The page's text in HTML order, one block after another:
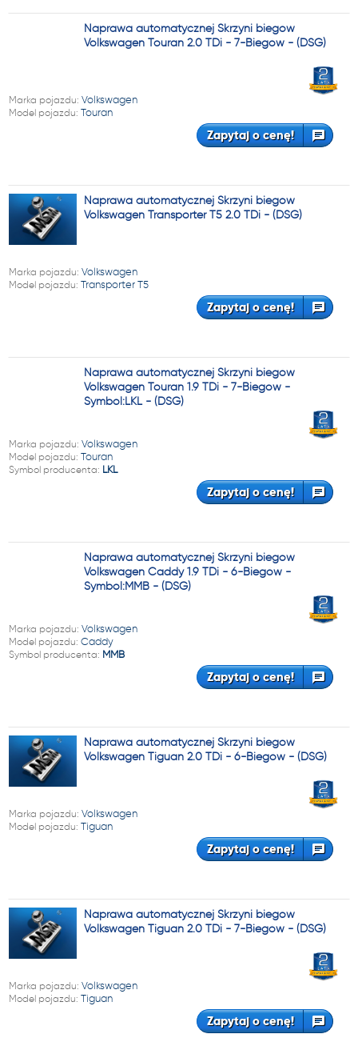
Naprawa automatycznej Skrzyni biegów
Volkswagen Touran 2.0 TDi - 7-Biegów - (DSG)
Marka pojazdu: Volkswagen
Model pojazdu: Touran
Zapytaj o cenę!
Naprawa automatycznej Skrzyni biegów
Volkswagen Transporter T5 2.0 TDi - (DSG)
Marka pojazdu: Volkswagen
Model pojazdu: Transporter T5
Zapytaj o cenę!
Naprawa automatycznej Skrzyni biegów
Volkswagen Touran 1.9 TDi - 7-Biegów -
Symbol:LKL - (DSG)
Marka pojazdu: Volkswagen
Model pojazdu: Touran
Symbol producenta: LKL
Zapytaj o cenę!
Naprawa automatycznej Skrzyni biegów
Volkswagen Caddy 1.9 TDi - 6-Biegów -
Symbol:MMB - (DSG)
Marka pojazdu: Volkswagen
Model pojazdu: Caddy
Symbol producenta: MMB
Zapytaj o cenę!
Naprawa automatycznej Skrzyni biegów
Volkswagen Tiguan 2.0 TDi - 6-Biegów - (DSG)
Marka pojazdu: Volkswagen
Model pojazdu: Tiguan
Zapytaj o cenę!
Naprawa automatycznej Skrzyni biegów
Volkswagen Tiguan 2.0 TDi - 7-Biegów - (DSG)
Marka pojazdu: Volkswagen
Model pojazdu: Tiguan
Zapytaj o cenę!